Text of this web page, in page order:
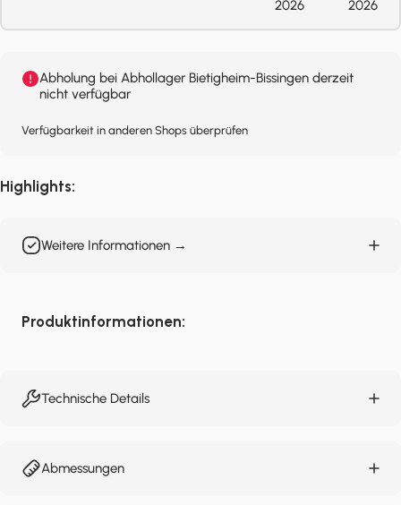
2026
2026
Abholung bei Abhollager Bietigheim-Bissingen derzeit
nicht verfügbar
Verfügbarkeit in anderen Shops überprüfen
Highlights:
Weitere Informationen →
Produktinformationen:
Technische Details
Abmessungen